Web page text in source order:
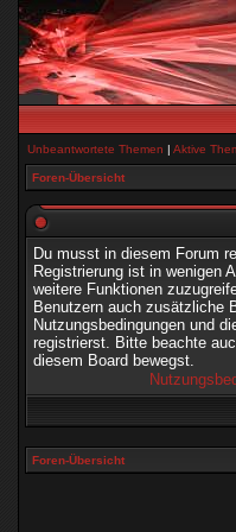
Unbeantwortete Themen | Aktive
Foren-Übersicht
Du musst in diesem Forum
Registrierung ist in wenigen
weitere Funktionen
Benutzern auch zusätzliche
Nutzungsbedingungen und
registrierst. Bitte beachte
diesem Board bewegst.
Foren-Übersicht